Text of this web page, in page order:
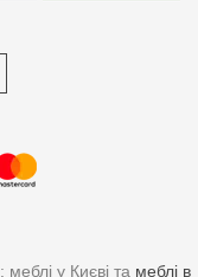
у Києві та меблі в